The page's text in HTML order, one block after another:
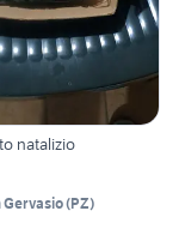
natalizio
Gervasio(PZ)